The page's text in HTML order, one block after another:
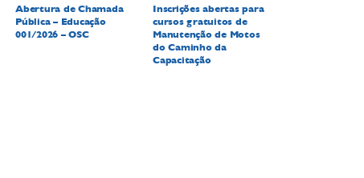
Abertura de Chamada
Pública – Educação
001/2026 – OSC
Inscrições abertas para
cursos gratuitos de
Manutenção de Motos
do Caminho da
Capacitação